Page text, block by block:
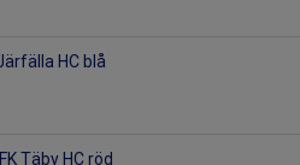
HC blå
Täby HC röd